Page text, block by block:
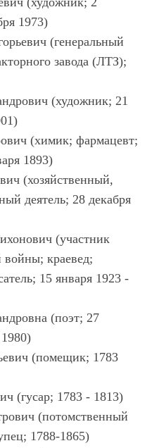
1973)
(генеральный
завода (ЛТЗ);
(художник; 21
(химик; фармацевт;
1893)
(хозяйственный,
деятель; 28 декабря
(участник
войны; краевед;
15 января 1923 -
(поэт; 27
(помещик; 1783
(гусар; 1783 - 1813)
(потомственный
1788-1865)